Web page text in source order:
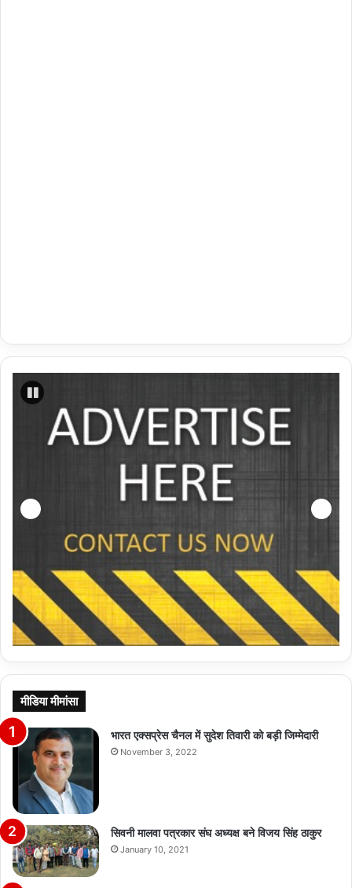
मीडिया मीमांसा
भारत एक्सप्रेस चैनल में सुदेश तिवारी को बड़ी जिम्मेदारी
November 3, 2022
सिवनी मालवा पत्रकार संघ अध्यक्ष बने विजय सिंह ठाकुर
January 10, 2021